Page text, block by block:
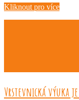
Kliknout pro více
Vrstevnická výuka